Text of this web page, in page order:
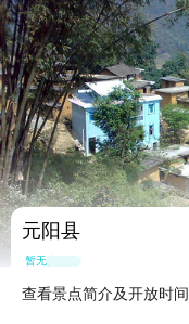
元阳县
暂无点评
查看景点简介及开放时间
